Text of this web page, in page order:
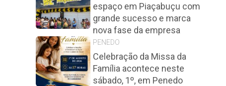
espaço em Piaçabuçu com
grande sucesso e marca
nova fase da empresa
PENEDO
Celebração da Missa da
Família acontece neste
sábado, 1º, em Penedo